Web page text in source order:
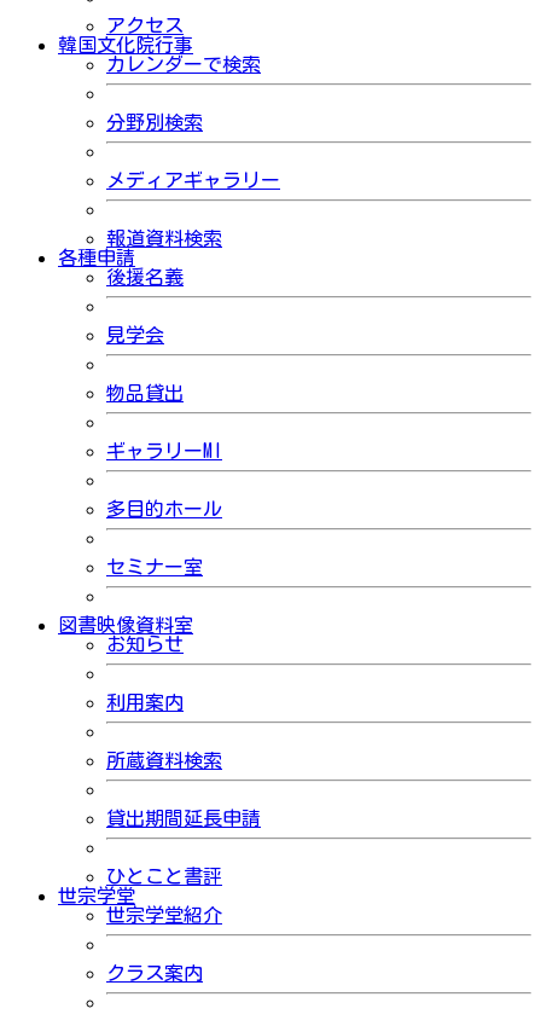
アクセス
韓国文化院行事
カレンダーで検索
分野別検索
メディアギャラリー
報道資料検索
各種申請
後援名義
見学会
物品貸出
ギャラリーMI
多目的ホール
セミナー室
図書映像資料室
お知らせ
利用案内
所蔵資料検索
貸出期間延長申請
ひとこと書評
世宗学堂
世宗学堂紹介
クラス案内